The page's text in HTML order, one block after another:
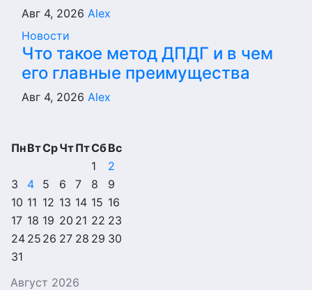
Авг 4, 2026 Alex
Новости
Что такое метод ДПДГ и в чем
его главные преимущества
Авг 4, 2026 Alex
Август 2026
ПнВтСрЧтПтСбВс
1
2
3
4 5 6 7 8
9
10 11 12 13 14 15 16
17 18 19 20 21 22 23
24 25 26 27 28 29 30
31